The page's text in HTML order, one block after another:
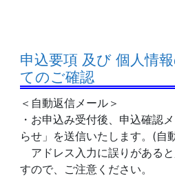
申込要項 及び 個人情
てのご確認
＜自動返信メール＞
・お申込み受付後、申込確認
らせ」を送信いたします。(自
アドレス入力に誤りがある
すので、ご注意ください。